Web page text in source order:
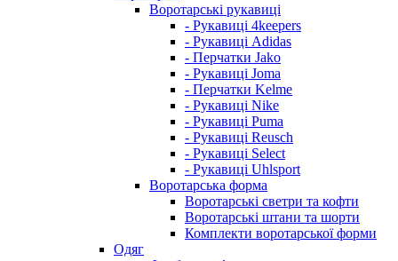
Воротарські рукавиці
- Рукавиці 4keepers
- Рукавиці Adidas
- Перчатки Jako
- Рукавиці Joma
- Перчатки Kelme
- Рукавиці Nike
- Рукавиці Puma
- Рукавиці Reusch
- Рукавиці Select
- Рукавиці Uhlsport
Воротарська форма
Воротарські светри та кофти
Воротарські штани та шорти
Комплекти воротарської форми
Одяг